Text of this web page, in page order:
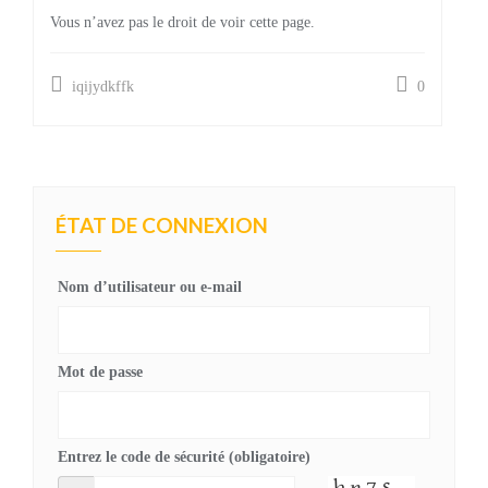
Vous n’avez pas le droit de voir cette page.
iqijydkffk 0
ÉTAT DE CONNEXION
Nom d’utilisateur ou e-mail
Mot de passe
Entrez le code de sécurité (obligatoire)